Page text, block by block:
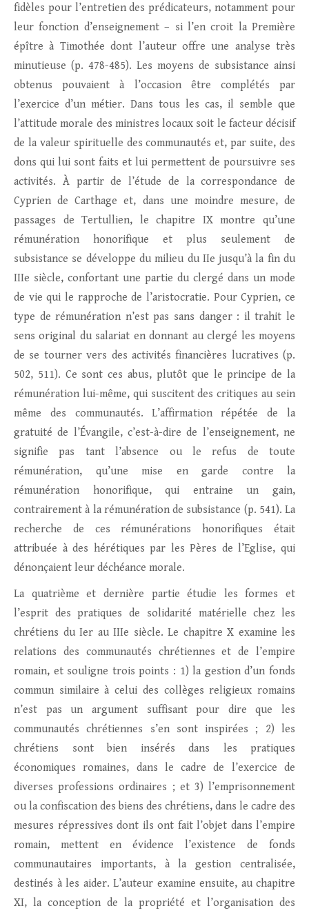
fidèles pour l’entretien des prédicateurs, notamment pour
leur fonction d’enseignement – si l’en croit la Première
épître à Timothée dont l’auteur offre une analyse très
minutieuse (p. 478-485). Les moyens de subsistance ainsi
obtenus pouvaient à l’occasion être complétés par
l’exercice d’un métier. Dans tous les cas, il semble que
l’attitude morale des ministres locaux soit le facteur décisif
de la valeur spirituelle des communautés et, par suite, des
dons qui lui sont faits et lui permettent de poursuivre ses
activités. À partir de l’étude de la correspondance de
Cyprien de Carthage et, dans une moindre mesure, de
passages de Tertullien, le chapitre IX montre qu’une
rémunération honorifique et plus seulement de
subsistance se développe du milieu du IIe jusqu’à la fin du
IIIe siècle, confortant une partie du clergé dans un mode
de vie qui le rapproche de l’aristocratie. Pour Cyprien, ce
type de rémunération n’est pas sans danger : il trahit le
sens original du salariat en donnant au clergé les moyens
de se tourner vers des activités financières lucratives (p.
502, 511). Ce sont ces abus, plutôt que le principe de la
rémunération lui-même, qui suscitent des critiques au sein
même des communautés. L’affirmation répétée de la
gratuité de l’Évangile, c’est-à-dire de l’enseignement, ne
signifie pas tant l’absence ou le refus de toute
rémunération, qu’une mise en garde contre la
rémunération honorifique, qui entraine un gain,
contrairement à la rémunération de subsistance (p. 541). La
recherche de ces rémunérations honorifiques était
attribuée à des hérétiques par les Pères de l’Eglise, qui
dénonçaient leur déchéance morale.
La quatrième et dernière partie étudie les formes et
l’esprit des pratiques de solidarité matérielle chez les
chrétiens du Ier au IIIe siècle. Le chapitre X examine les
relations des communautés chrétiennes et de l’empire
romain, et souligne trois points : 1) la gestion d’un fonds
commun similaire à celui des collèges religieux romains
n’est pas un argument suffisant pour dire que les
communautés chrétiennes s’en sont inspirées ; 2) les
chrétiens sont bien insérés dans les pratiques
économiques romaines, dans le cadre de l’exercice de
diverses professions ordinaires ; et 3) l’emprisonnement
ou la confiscation des biens des chrétiens, dans le cadre des
mesures répressives dont ils ont fait l’objet dans l’empire
romain, mettent en évidence l’existence de fonds
communautaires importants, à la gestion centralisée,
destinés à les aider. L’auteur examine ensuite, au chapitre
XI, la conception de la propriété et l’organisation des